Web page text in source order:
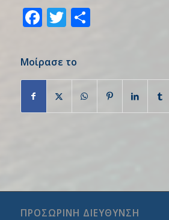
Facebook
Twitter
Share
Μοίρασε το
ΠΡΟΣΩΡΙΝΗ ΔΙΕΥΘΥΝΣΗ